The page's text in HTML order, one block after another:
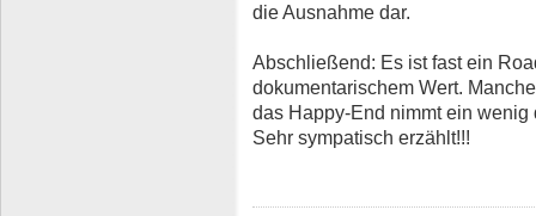
die Ausnahme dar.
Abschließend: Es ist fast ein
dokumentarischem Wert.
das Happy-End nimmt ein
Sehr sympatisch erzählt!!!